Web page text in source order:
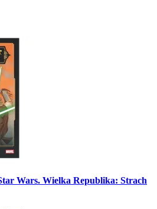
Wars. Wielka Republika: Strach